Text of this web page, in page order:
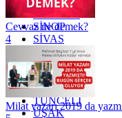
SAMSUN
SİNOP
SİVAS
SİİRT
TEKİRDAĞ
TOKAT
TRABZON
TUNCELİ
UŞAK
Cevvaz ne demek?
4
Milat yazarı 2019 da